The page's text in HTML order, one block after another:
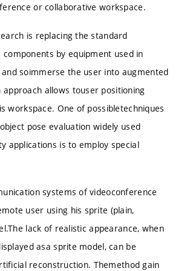
or collaborative workspace.
is replacing the standard
by equipment used in
soimmerse the user into augmented
approach allows touser positioning
workspace. One of possibletechniques
pose evaluation widely used
applications is to employ special
systems of videoconference
user using his sprite (plain,
lack of realistic appearance, when
asa sprite model, can be
reconstruction. Themethod gain